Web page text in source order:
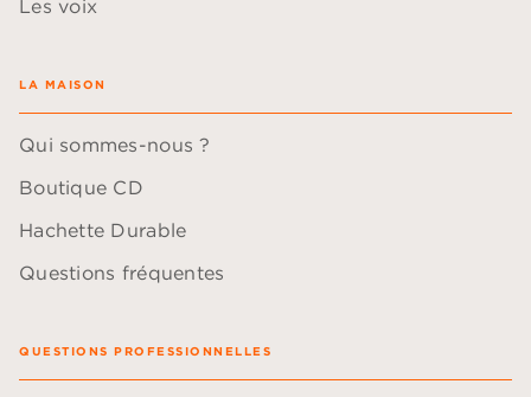
Les voix
LA MAISON
Qui sommes-nous ?
Boutique CD
Hachette Durable
Questions fréquentes
QUESTIONS PROFESSIONNELLES